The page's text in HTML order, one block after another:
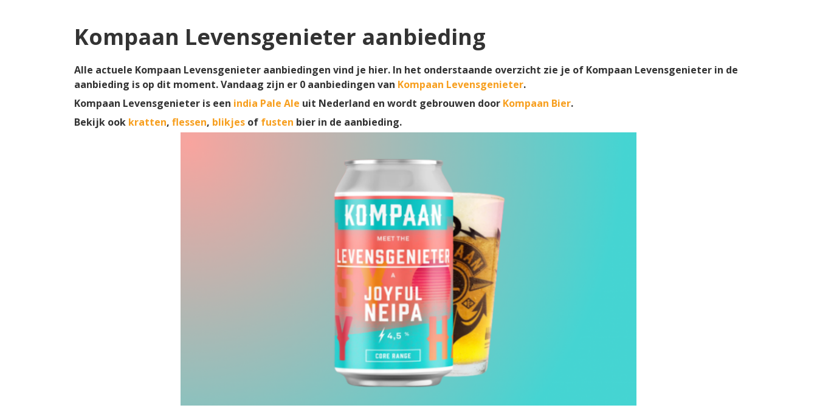
Kompaan Levensgenieter aanbieding
Alle actuele Kompaan Levensgenieter aanbiedingen vind je hier. In het onderstaande overzicht zie je of Kompaan Levensgenieter in de
aanbieding is op dit moment. Vandaag zijn er 0 aanbiedingen van Kompaan Levensgenieter.
Kompaan Levensgenieter is een india Pale Ale uit Nederland en wordt gebrouwen door Kompaan Bier.
Bekijk ook kratten, flessen, blikjes of fusten bier in de aanbieding.